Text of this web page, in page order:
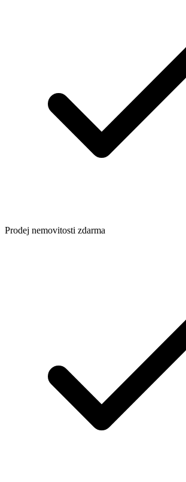
Prodej nemovitosti zdarma